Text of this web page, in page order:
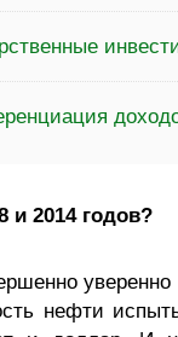
и 2014 годов?
нефти